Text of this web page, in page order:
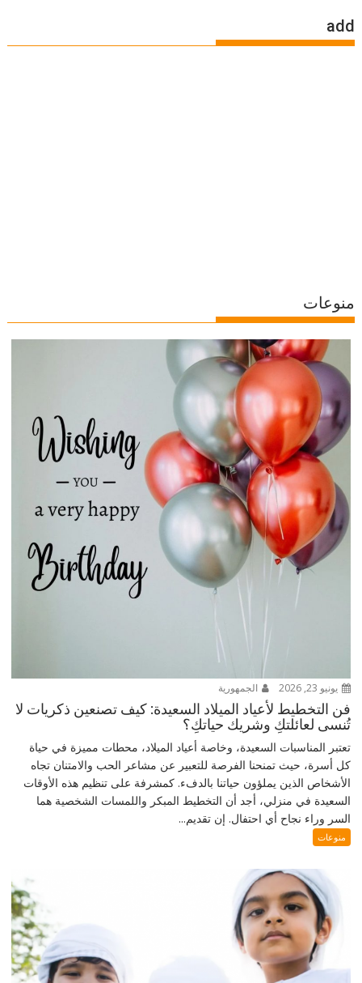
add
منوعات
يونيو 23, 2026 الجمهورية
فن التخطيط لأعياد الميلاد السعيدة: كيف تصنعين ذكريات لا
تُنسى لعائلتكِ وشريك حياتكِ؟
تعتبر المناسبات السعيدة، وخاصة أعياد الميلاد، محطات مميزة في حياة
كل أسرة، حيث تمنحنا الفرصة للتعبير عن مشاعر الحب والامتنان تجاه
الأشخاص الذين يملؤون حياتنا بالدفء. كمشرفة على تنظيم هذه الأوقات
السعيدة في منزلي، أجد أن التخطيط المبكر واللمسات الشخصية هما
السر وراء نجاح أي احتفال. إن تقديم...
منوعات